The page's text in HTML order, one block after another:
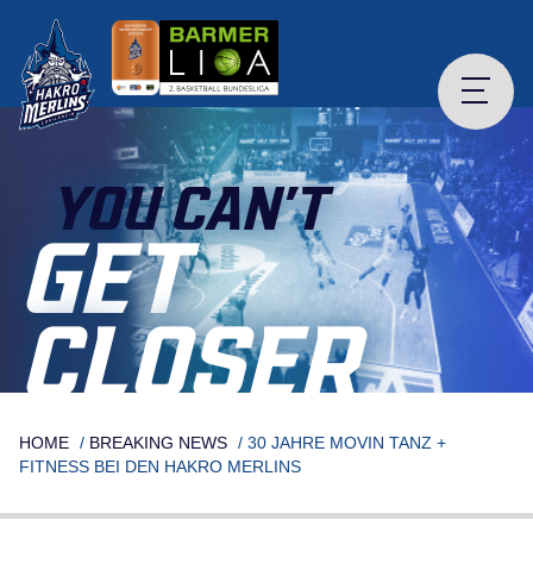
content
YOU CAN’T
GET
CLOSER
HOME / BREAKING NEWS / 30 JAHRE MOVIN TANZ +
FITNESS BEI DEN HAKRO MERLINS